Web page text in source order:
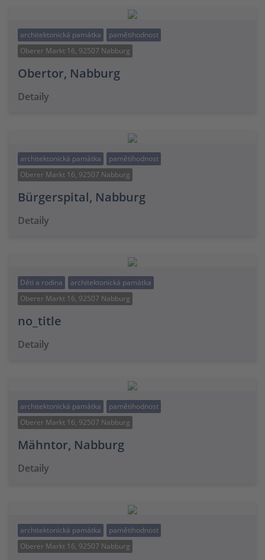
architektonická památka
pamětihodnost
Oberer Markt 16, 92507 Nabburg
Obertor, Nabburg
Detaily
architektonická památka
pamětihodnost
Oberer Markt 16, 92507 Nabburg
Bürgerspital, Nabburg
Detaily
Děti a rodina
architektonická památka
Oberer Markt 16, 92507 Nabburg
no_title
Detaily
architektonická památka
pamětihodnost
Oberer Markt 16, 92507 Nabburg
Mähntor, Nabburg
Detaily
architektonická památka
pamětihodnost
Oberer Markt 16, 92507 Nabburg